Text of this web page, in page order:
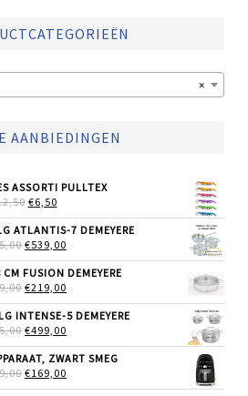
×
AANBIEDINGEN
ASSORTI PULLTEX
OORSPRONKELIJKE
WAS:
€12,50.
€6,50HUIDIGE
IS:
€6,50.
ATLANTIS-7 DEMEYERE
OORSPRONKELIJKE
WAS:
€725,00.
€539,00
IS:
FUSION DEMEYERE
OORSPRONKELIJKE
WAS:
€329,00.
€219,00
IS:
INTENSE-5 DEMEYERE
OORSPRONKELIJKE
WAS:
€705,00.
€499,00
IS:
ZWART SMEG
OORSPRONKELIJKE
€169,00